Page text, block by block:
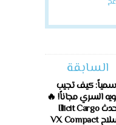
السابقة
كيف تجيب
السري مجاناً! 🔥
حدث Illicit Cargo
وسلاح VX Compact